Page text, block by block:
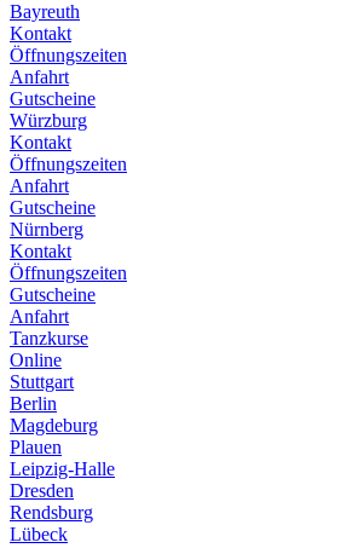
Bayreuth
Kontakt
Öffnungszeiten
Anfahrt
Gutscheine
Würzburg
Kontakt
Öffnungszeiten
Anfahrt
Gutscheine
Nürnberg
Kontakt
Öffnungszeiten
Gutscheine
Anfahrt
Tanzkurse
Online
Stuttgart
Berlin
Magdeburg
Plauen
Leipzig-Halle
Dresden
Rendsburg
Lübeck